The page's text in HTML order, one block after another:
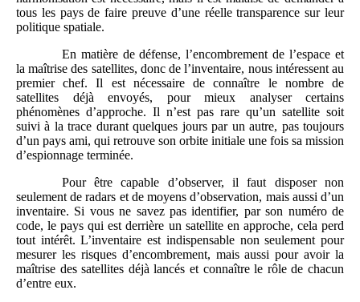
tous les pays de faire preuve d’une réelle transparence sur leur
politique spatiale.
En matière de défense, l’encombrement de l’espace et
la maîtrise des satellites, donc de l’inventaire, nous intéressent au
premier chef. Il est nécessaire de connaître le nombre de
satellites déjà envoyés, pour mieux analyser certains
phénomènes d’approche. Il n’est pas rare qu’un satellite soit
suivi à la trace durant quelques jours par un autre, pas toujours
d’un pays ami, qui retrouve son orbite initiale une fois sa mission
d’espionnage terminée.
Pour être capable d’observer, il faut disposer non
seulement de radars et de moyens d’observation, mais aussi d’un
inventaire. Si vous ne savez pas identifier, par son numéro de
code, le pays qui est derrière un satellite en approche, cela perd
tout intérêt. L’inventaire est indispensable non seulement pour
mesurer les risques d’encombrement, mais aussi pour avoir la
maîtrise des satellites déjà lancés et connaître le rôle de chacun
d’entre eux.